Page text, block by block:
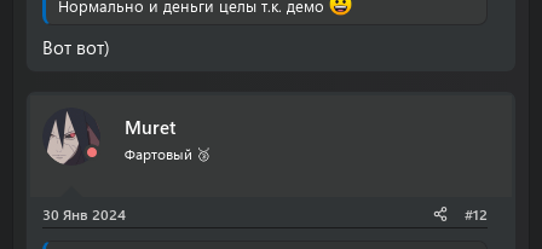
Нормально и деньги целы т.к. демо
Вот вот)
Muret
Фартовый 🥉
30 Янв 2024 #12